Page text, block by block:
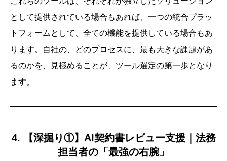
として提供されている場合もあれば、一つの統合プラッ
トフォームとして、全ての機能を提供している場合もあ
ります。自社の、どのプロセスに、最も大きな課題があ
るのかを、見極めることが、ツール選定の第一歩となり
ます。
4. 【深掘り①】AI契約書レビュー支援｜法務
担当者の「最強の右腕」